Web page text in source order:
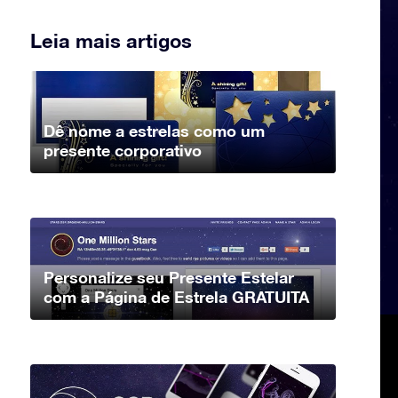
Leia mais artigos
Dê nome a estrelas como um
presente corporativo
Personalize seu Presente Estelar
com a Página de Estrela GRATUITA